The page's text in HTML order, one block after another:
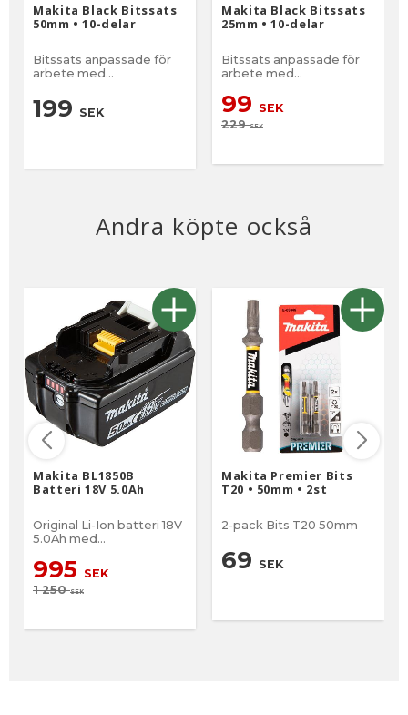
Makita Black Bitssats
50mm • 10-delar
Bitssats anpassade för
arbete med
199 SEK
Makita Black Bitssats
25mm • 10-delar
Bitssats anpassade för
arbete med
99 SEK
229SEK
Andra köpte också
Makita BL1850B
Batteri 18V 5.0Ah
Original Li-Ion batteri 18V
5.0Ah med
995 SEK
1 250SEK
Makita Premier Bits
T20 • 50mm • 2st
2-pack Bits T20 50mm
69 SEK